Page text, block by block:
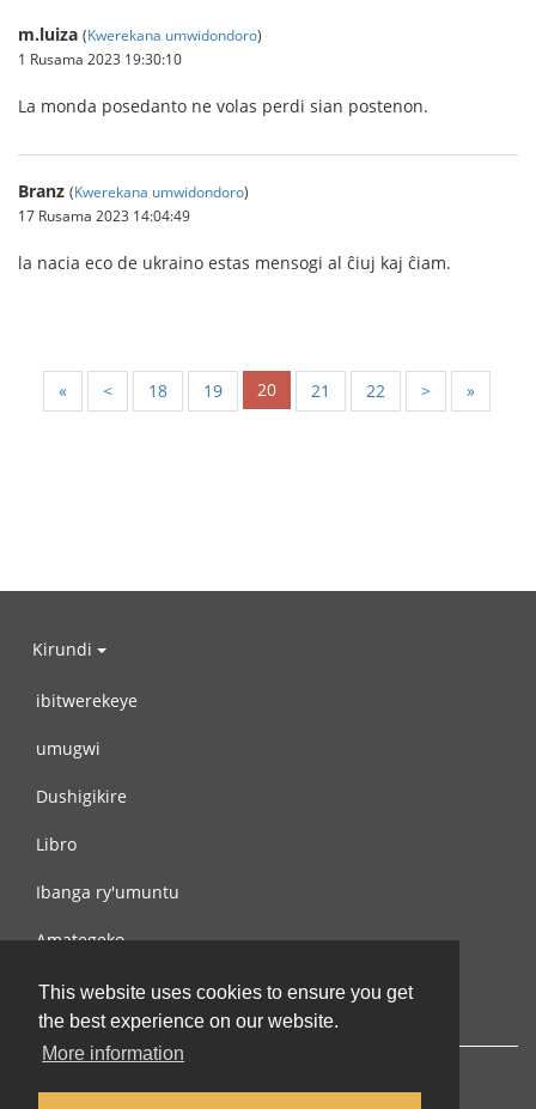
This website uses cookies to ensure you get
the best experience on our website.
More information
m.luiza (Kwerekana umwidondoro)
1 Rusama 2023 19:30:10
La monda posedanto ne volas perdi sian postenon.
Branz (Kwerekana umwidondoro)
17 Rusama 2023 14:04:49
la nacia eco de ukraino estas mensogi al ĉiuj kaj ĉiam.
« < 18 19 20 21 22 > »
Kirundi
ibitwerekeye
umugwi
Dushigikire
Libro
Ibanga ry'umuntu
Amategeko
Turondere